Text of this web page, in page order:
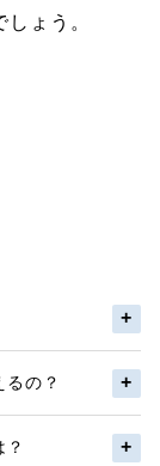
ょう。
の？